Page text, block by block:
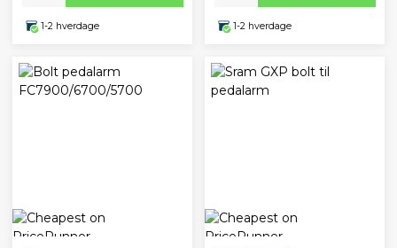
1-2 hverdage 1-2 hverdage